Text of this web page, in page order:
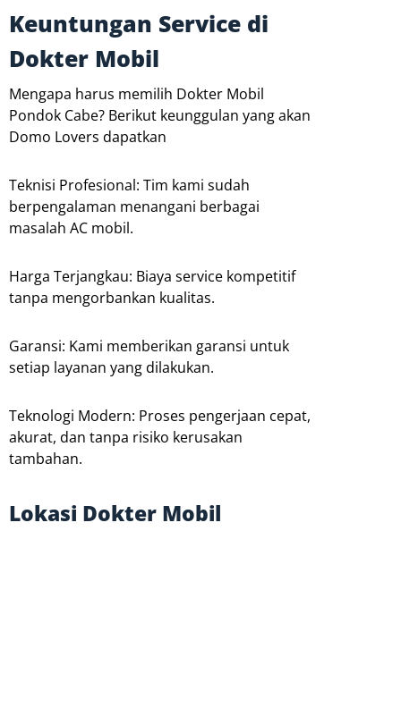
Keuntungan Service di
Dokter Mobil
Mengapa harus memilih Dokter Mobil
Pondok Cabe? Berikut keunggulan yang akan
Domo Lovers dapatkan
Teknisi Profesional: Tim kami sudah
berpengalaman menangani berbagai
masalah AC mobil.
Harga Terjangkau: Biaya service kompetitif
tanpa mengorbankan kualitas.
Garansi: Kami memberikan garansi untuk
setiap layanan yang dilakukan.
Teknologi Modern: Proses pengerjaan cepat,
akurat, dan tanpa risiko kerusakan
tambahan.
Lokasi Dokter Mobil